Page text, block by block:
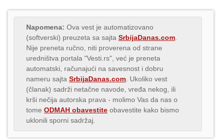
Napomena: Ova vest je automatizovano
(softverski) preuzeta sa sajta SrbijaDanas.com
Nije preneta ručno, niti proverena od strane
uredništva portala "Vesti.rs", već je preneta
automatski, računajući na savesnost i dobru
nameru sajta SrbijaDanas.com . Ukoliko vest
(članak) sadrži netačne navode, vređa nekog, ili
krši nečija autorska prava - molimo Vas da nas o
tome ODMAH obavestite obavestite kako bismo
uklonili sporni sadržaj.